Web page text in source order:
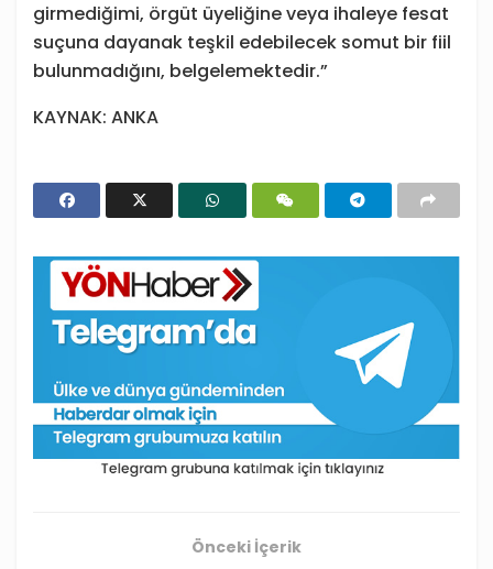
girmediğimi, örgüt üyeliğine veya ihaleye fesat
suçuna dayanak teşkil edebilecek somut bir fiil
bulunmadığını, belgelemektedir.”
KAYNAK: ANKA
Önceki İçerik